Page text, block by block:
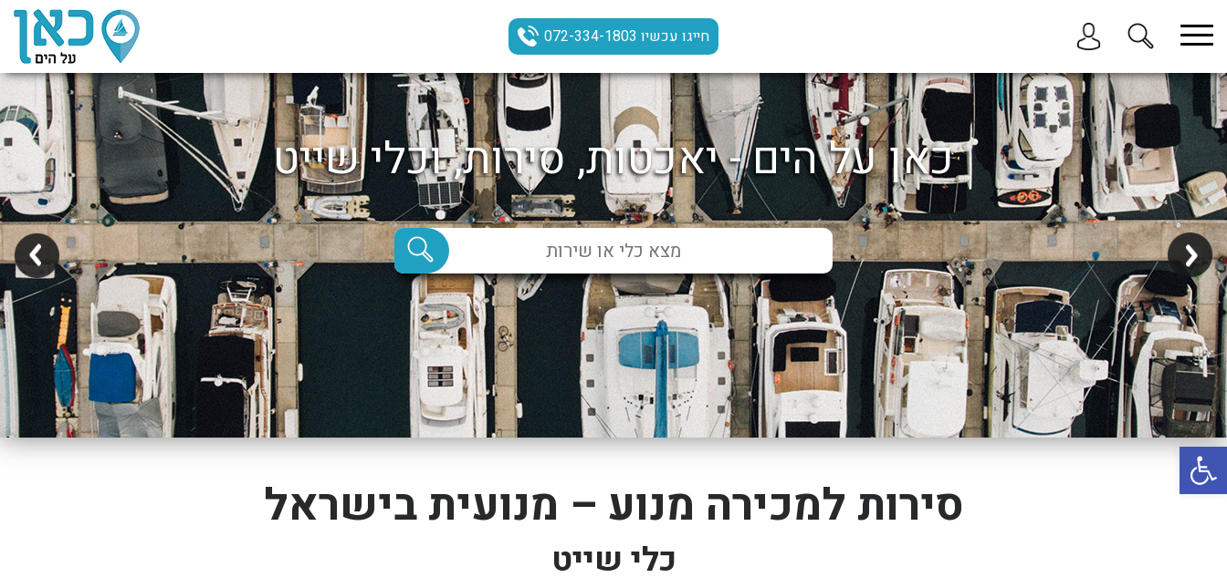
פתח סרגל נגישות
חייגו עכשיו 072-334-1803
בחר תתקטגוריה בחר מיקום
הכל
ביוון / ליוון
בישראל
באילת
במרינה הרצליה
בכנרת
בהרצליה
בתל אביב
באשקלון
באשדוד
בטבריה
אשקלון
כאן על הים - יאכטות, סירות, וכלי שייט
סירות למכירה מנוע – מנועית בישראל
כלי שייט